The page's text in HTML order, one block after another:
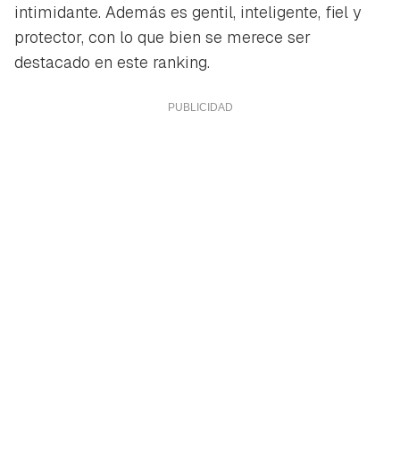
intimidante. Además es gentil, inteligente, fiel y
protector, con lo que bien se merece ser
destacado en este ranking.